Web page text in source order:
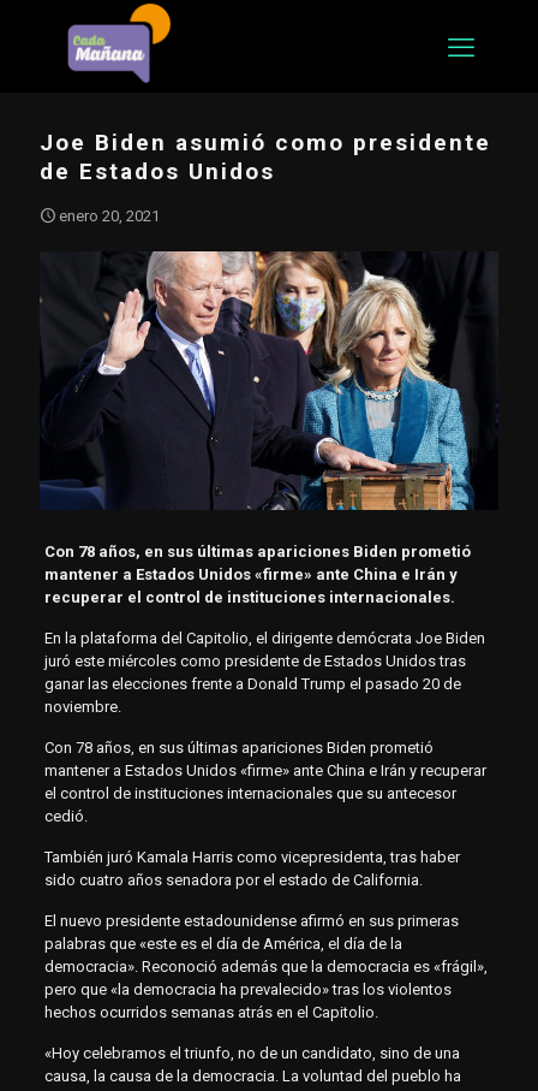
Joe Biden asumió como presidente
de Estados Unidos
enero 20, 2021
Con 78 años, en sus últimas apariciones Biden prometió
mantener a Estados Unidos «firme» ante China e Irán y
recuperar el control de instituciones internacionales.
En la plataforma del Capitolio, el dirigente demócrata Joe Biden
juró este miércoles como presidente de Estados Unidos tras
ganar las elecciones frente a Donald Trump el pasado 20 de
noviembre.
Con 78 años, en sus últimas apariciones Biden prometió
mantener a Estados Unidos «firme» ante China e Irán y recuperar
el control de instituciones internacionales que su antecesor
cedió.
También juró Kamala Harris como vicepresidenta, tras haber
sido cuatro años senadora por el estado de California.
El nuevo presidente estadounidense afirmó en sus primeras
palabras que «este es el día de América, el día de la
democracia». Reconoció además que la democracia es «frágil»,
pero que «la democracia ha prevalecido» tras los violentos
hechos ocurridos semanas atrás en el Capitolio.
«Hoy celebramos el triunfo, no de un candidato, sino de una
causa, la causa de la democracia. La voluntad del pueblo ha